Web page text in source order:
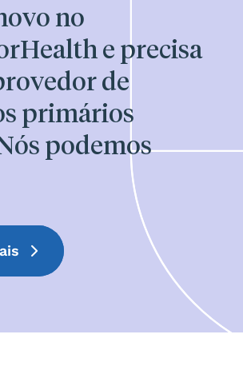
no
e precisa
de
primários
podemos